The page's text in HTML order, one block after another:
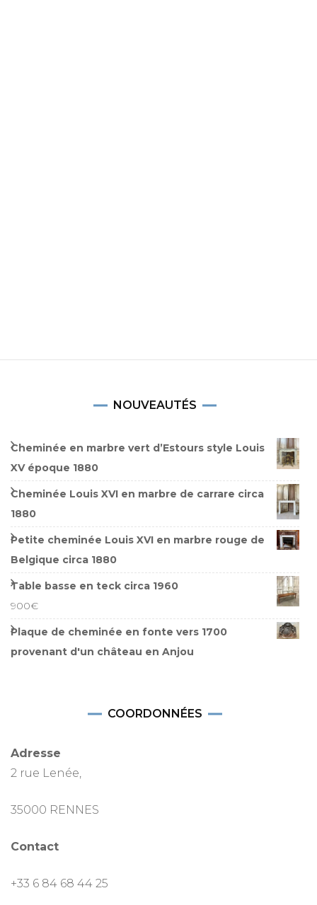
NOUVEAUTÉS
Cheminée en marbre vert d’Estours style Louis
XV époque 1880
Cheminée Louis XVI en marbre de carrare circa
1880
Petite cheminée Louis XVI en marbre rouge de
Belgique circa 1880
Table basse en teck circa 1960
900€
Plaque de cheminée en fonte vers 1700
provenant d'un château en Anjou
COORDONNÉES
Adresse
2 rue Lenée,
35000 RENNES
Contact
+33 6 84 68 44 25